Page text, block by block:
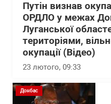
Путін визнав
ОРДЛО у межах
Луганської
територіями,
окупації (Відео)
23 лютого, 09:33
Донбас